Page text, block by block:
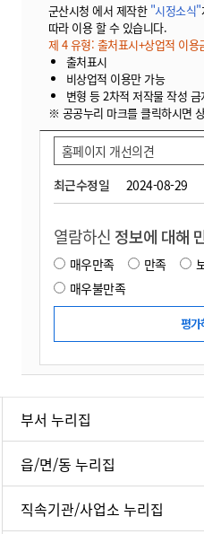
군산시청 에서 제작한 "시정소식"
따라 이용 할 수 있습니다.
제 4 유형: 출처표시+상업적 이용
출처표시
비상업적 이용만 가능
변형 등 2차적 저작물 작성 금
※ 공공누리 마크를 클릭하시면
최근수정일 2024-08-29
홈페이지 개선의견
열람하신 정보에 대해
매우만족 만족
매우불만족
부서 누리집
읍/면/동 누리집
직속기관/사업소 누리집